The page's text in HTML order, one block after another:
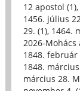
12 apostol (1),
1456. július
29. (1), 1464.
2026-Mohács
1848. február
1848.
március 28.